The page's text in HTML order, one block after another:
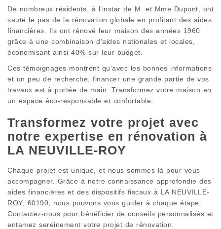
De nombreux résidents, à l’instar de M. et Mme Dupont, ont
sauté le pas de la rénovation globale en profitant des aides
financières. Ils ont rénové leur maison des années 1960
grâce à une combinaison d’aides nationales et locales,
économisant ainsi 40% sur leur budget.
Ces témoignages montrent qu’avec les bonnes informations
et un peu de recherche, financer une grande partie de vos
travaux est à portée de main. Transformez votre maison en
un espace éco-responsable et confortable.
Transformez votre projet avec
notre expertise en rénovation à
LA NEUVILLE-ROY
Chaque projet est unique, et nous sommes là pour vous
accompagner. Grâce à notre connaissance approfondie des
aides financières et des dispositifs fiscaux à LA NEUVILLE-
ROY; 60190, nous pouvons vous guider à chaque étape.
Contactez-nous pour bénéficier de conseils personnalisés et
entamez sereinement votre projet de rénovation.